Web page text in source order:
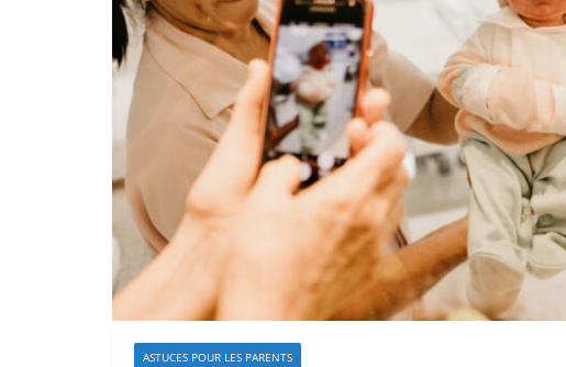
ASTUCES POUR LES PARENTS